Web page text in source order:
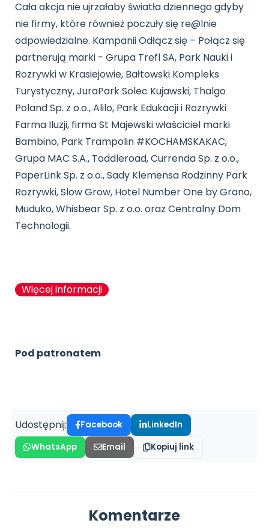
Cała akcja nie ujrzałaby światła dziennego gdyby
nie firmy, które również poczuły się re@lnie
odpowiedzialne. Kampanii Odłącz się – Połącz się
partnerują marki - Grupa Trefl SA, Park Nauki i
Rozrywki w Krasiejowie, Bałtowski Kompleks
Turystyczny, JuraPark Solec Kujawski, Thalgo
Poland Sp. z o.o., Alilo, Park Edukacji i Rozrywki
Farma Iluzji, firma St Majewski właściciel marki
Bambino, Park Trampolin #KOCHAMSKAKAC,
Grupa MAC S.A., Toddleroad, Currenda Sp. z o.o.,
PaperLink Sp. z o.o., Sady Klemensa Rodzinny Park
Rozrywki, Slow Grow, Hotel Number One by Grano,
Muduko, Whisbear Sp. z o.o. oraz Centralny Dom
Technologii.
Więcej informacji
Pod patronatem
Udostępnij: Facebook
LinkedIn
WhatsApp
Email Kopiuj link
Komentarze